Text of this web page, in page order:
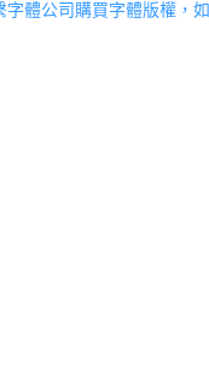
體公司購買字體版權，如